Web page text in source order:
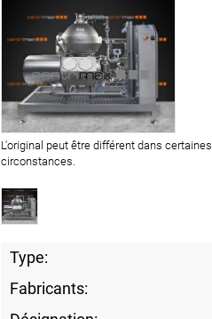
L'original peut être différent dans certaines
circonstances.
Type:
Fabricants: